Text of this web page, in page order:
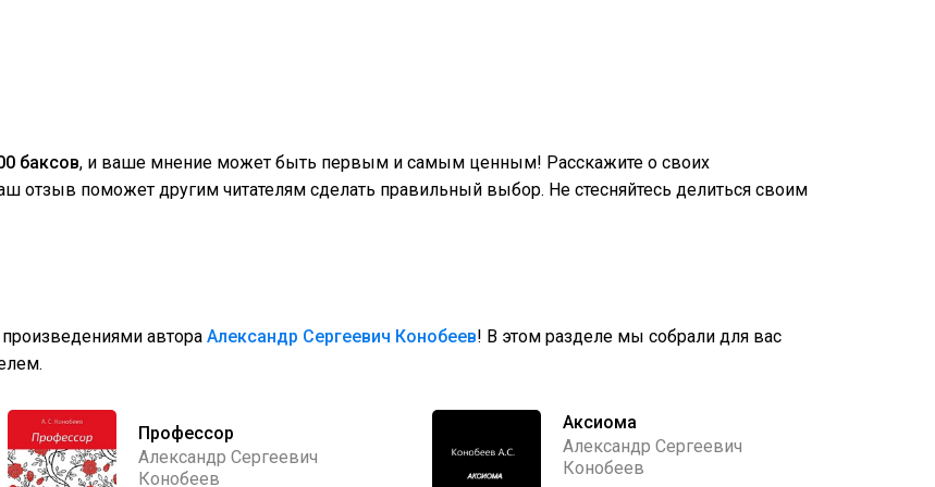
баксов, и ваше мнение может быть первым и самым ценным! Расскажите о своих
отзыв поможет другим читателям сделать правильный выбор. Не стесняйтесь делиться своим
автора Александр Сергеевич Конобеев! В этом разделе мы собрали для вас
Профессор
Александр Сергеевич
Конобеев
Аксиома
Александр Сергеевич
Конобеев